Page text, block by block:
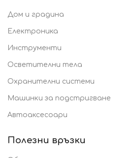
Дом и градина
Електроника
Инструменти
Осветителни тела
Охранителни системи
Машинки за подстригване
Автоаксесоари
Полезни връзки